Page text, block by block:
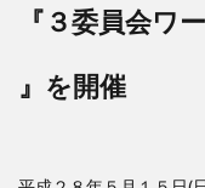
会ワ
ーク
ップ
』を
『３委員会ワ
』を開催